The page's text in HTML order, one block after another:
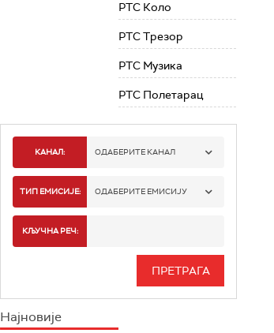
РТС Коло
РТС Трезор
РТС Музика
РТС Полетарац
КАНАЛ: ОДАБЕРИТЕ КАНАЛ
РТС 1
РТС 3
ТИП ЕМИСИЈЕ: ОДАБЕРИТЕ ЕМИСИЈУ
КЉУЧНА РЕЧ:
Најновије